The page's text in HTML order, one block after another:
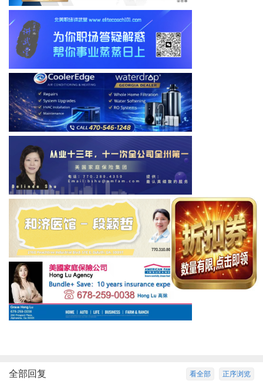
正序浏览
看全部
全部回复